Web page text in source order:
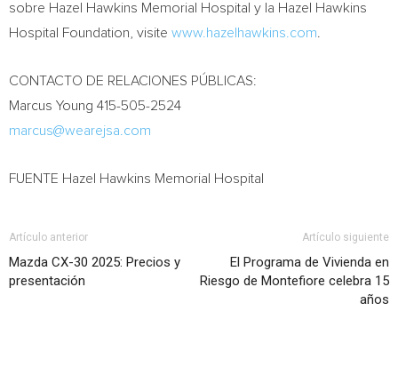
sobre Hazel Hawkins Memorial Hospital y la Hazel Hawkins
Hospital Foundation, visite www.hazelhawkins.com
CONTACTO DE RELACIONES PÚBLICAS:
Marcus Young 415-505-2524
marcus@wearejsa.com
FUENTE Hazel Hawkins Memorial Hospital
Artículo anterior
Mazda CX-30 2025: Precios y
presentación
Artículo siguiente
El Programa de Vivienda en
Riesgo de Montefiore celebra 15
años